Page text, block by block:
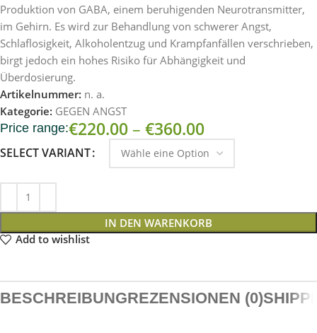
Produktion von GABA, einem beruhigenden Neurotransmitter,
im Gehirn. Es wird zur Behandlung von schwerer Angst,
Schlaflosigkeit, Alkoholentzug und Krampfanfällen verschrieben,
birgt jedoch ein hohes Risiko für Abhängigkeit und
Überdosierung.
Artikelnummer: n. a.
Kategorie: GEGEN ANGST
Price range:€220.00 – €360.00
SELECT VARIANT
IN DEN WARENKORB
Add to wishlist
BESCHREIBUNGREZENSIONEN (0)